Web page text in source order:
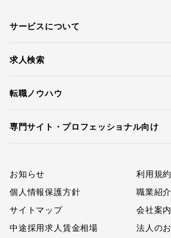
サービスについて
求人検索
転職ノウハウ
専門サイト・プロフェッショナル向け
お知らせ
利用規約
個人情報保護方針
職業紹
サイトマップ
会社案内
中途採用求人賃金相場
法人の